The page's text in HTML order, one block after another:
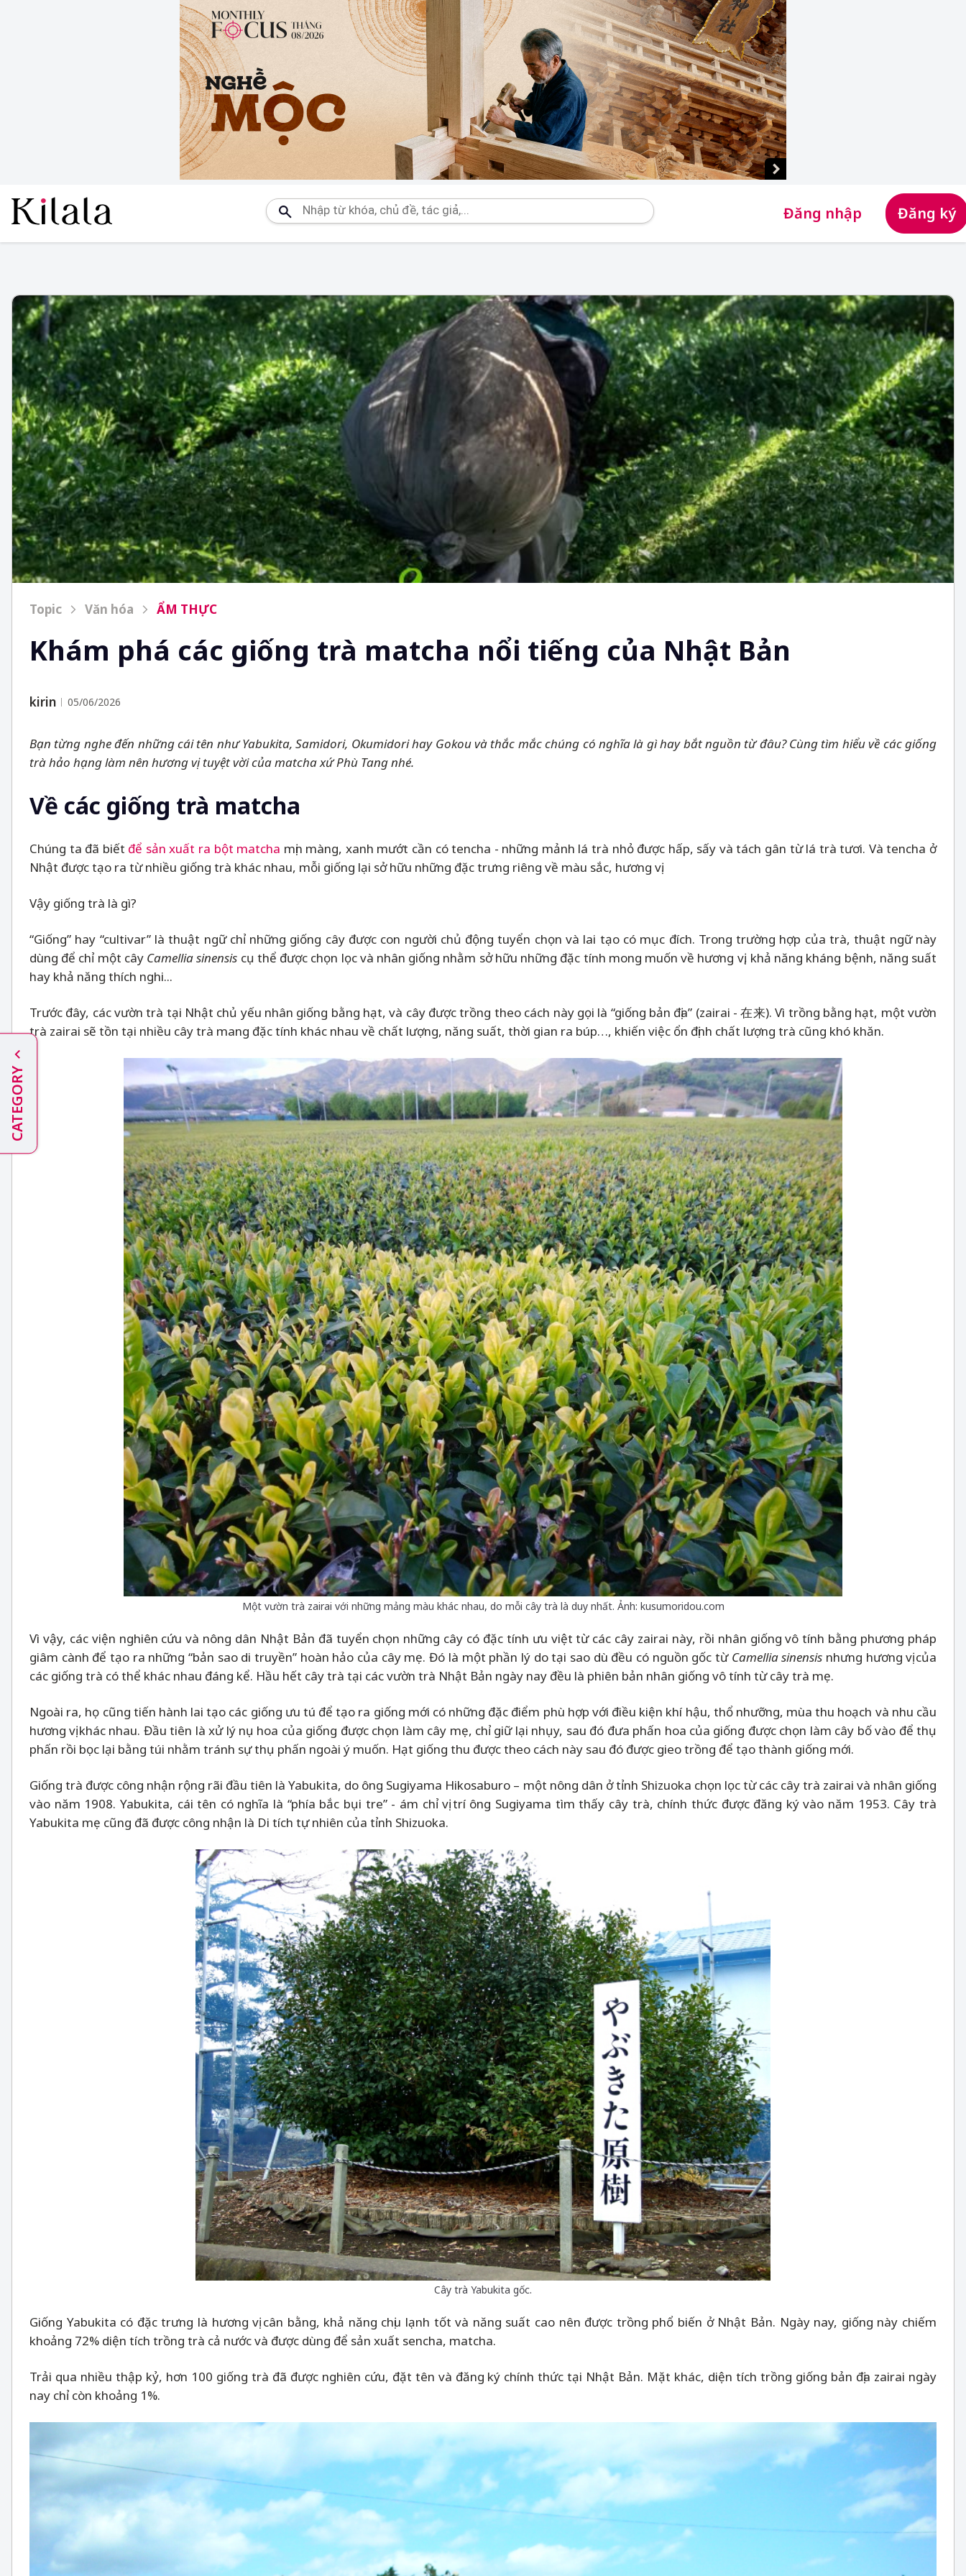
Đăng nhập Đăng ký
Topic Văn hóa ẨM THỰC
Khám phá các giống trà matcha nổi tiếng của Nhật Bản
kirin 05/06/2026
Bạn từng nghe đến những cái tên như Yabukita, Samidori, Okumidori hay Gokou và thắc mắc chúng có nghĩa là gì hay bắt nguồn từ đâu? Cùng tìm hiểu về các giống
trà hảo hạng làm nên hương vị tuyệt vời của matcha xứ Phù Tang nhé.
Về các giống trà matcha
Chúng ta đã biết để sản xuất ra bột matcha mịn màng, xanh mướt cần có tencha - những mảnh lá trà nhỏ được hấp, sấy và tách gân từ lá trà tươi. Và tencha ở
Nhật được tạo ra từ nhiều giống trà khác nhau, mỗi giống lại sở hữu những đặc trưng riêng về màu sắc, hương vị.
Vậy giống trà là gì?
“Giống” hay “cultivar” là thuật ngữ chỉ những giống cây được con người chủ động tuyển chọn và lai tạo có mục đích. Trong trường hợp của trà, thuật ngữ này
dùng để chỉ một cây Camellia sinensis cụ thể được chọn lọc và nhân giống nhằm sở hữu những đặc tính mong muốn về hương vị, khả năng kháng bệnh, năng suất
hay khả năng thích nghi...
Trước đây, các vườn trà tại Nhật chủ yếu nhân giống bằng hạt, và cây được trồng theo cách này gọi là “giống bản địa” (zairai - 在来). Vì trồng bằng hạt, một vườn
trà zairai sẽ tồn tại nhiều cây trà mang đặc tính khác nhau về chất lượng, năng suất, thời gian ra búp…, khiến việc ổn định chất lượng trà cũng khó khăn.
Một vườn trà zairai với những mảng màu khác nhau, do mỗi cây trà là duy nhất. Ảnh: kusumoridou.com
Vì vậy, các viện nghiên cứu và nông dân Nhật Bản đã tuyển chọn những cây có đặc tính ưu việt từ các cây zairai này, rồi nhân giống vô tính bằng phương pháp
giâm cành để tạo ra những “bản sao di truyền” hoàn hảo của cây mẹ. Đó là một phần lý do tại sao dù đều có nguồn gốc từ Camellia sinensis nhưng hương vị của
các giống trà có thể khác nhau đáng kể. Hầu hết cây trà tại các vườn trà Nhật Bản ngày nay đều là phiên bản nhân giống vô tính từ cây trà mẹ.
Ngoài ra, họ cũng tiến hành lai tạo các giống ưu tú để tạo ra giống mới có những đặc điểm phù hợp với điều kiện khí hậu, thổ nhưỡng, mùa thu hoạch và nhu cầu
hương vị khác nhau. Đầu tiên là xử lý nụ hoa của giống được chọn làm cây mẹ, chỉ giữ lại nhụy, sau đó đưa phấn hoa của giống được chọn làm cây bố vào để thụ
phấn rồi bọc lại bằng túi nhằm tránh sự thụ phấn ngoài ý muốn. Hạt giống thu được theo cách này sau đó được gieo trồng để tạo thành giống mới.
Giống trà được công nhận rộng rãi đầu tiên là Yabukita, do ông Sugiyama Hikosaburo – một nông dân ở tỉnh Shizuoka chọn lọc từ các cây trà zairai và nhân giống
vào năm 1908. Yabukita, cái tên có nghĩa là “phía bắc bụi tre” - ám chỉ vị trí ông Sugiyama tìm thấy cây trà, chính thức được đăng ký vào năm 1953. Cây trà
Yabukita mẹ cũng đã được công nhận là Di tích tự nhiên của tỉnh Shizuoka.
Cây trà Yabukita gốc.
Giống Yabukita có đặc trưng là hương vị cân bằng, khả năng chịu lạnh tốt và năng suất cao nên được trồng phổ biến ở Nhật Bản. Ngày nay, giống này chiếm
khoảng 72% diện tích trồng trà cả nước và được dùng để sản xuất sencha, matcha.
Trải qua nhiều thập kỷ, hơn 100 giống trà đã được nghiên cứu, đặt tên và đăng ký chính thức tại Nhật Bản. Mặt khác, diện tích trồng giống bản địa zairai ngày
nay chỉ còn khoảng 1%.
CATEGORY